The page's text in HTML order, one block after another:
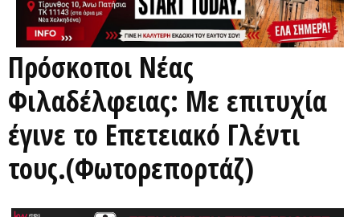
Πρόσκοποι Νέας
Φιλαδέλφειας: Με επιτυχία
έγινε το Επετειακό Γλέντι
τους.(Φωτορεπορτάζ)